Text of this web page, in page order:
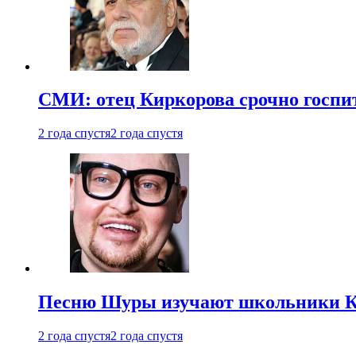
СМИ: отец Киркорова срочно
2 года спустя2 года спустя
Песню Шуры изучают школьники
2 года спустя2 года спустя